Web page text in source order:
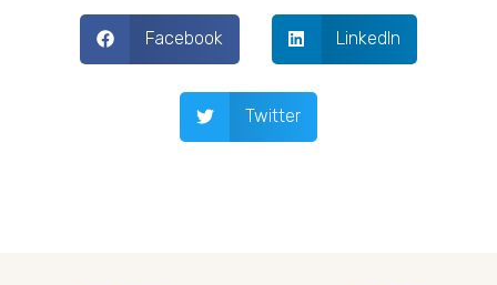
Facebook LinkedIn
Twitter